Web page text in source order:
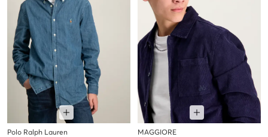
Polo Ralph Lauren
MAGGIORE